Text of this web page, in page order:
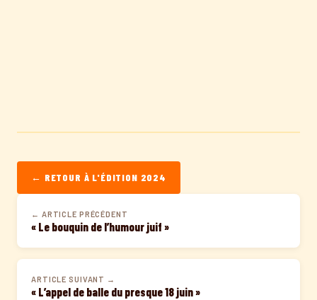
← RETOUR À L'ÉDITION 2024
← ARTICLE PRÉCÉDENT
« Le bouquin de l’humour juif »
ARTICLE SUIVANT →
« L’appel de balle du presque 18 juin »